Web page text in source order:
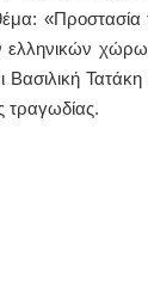
«Προστασία
Βασιλική
τραγωδίας.